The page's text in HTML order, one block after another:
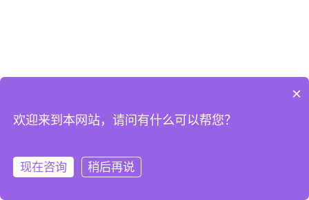
闽ICP备2021011150号-1
×
欢迎来到本网站，请问有什么可以帮您？
现在咨询 稍后再说